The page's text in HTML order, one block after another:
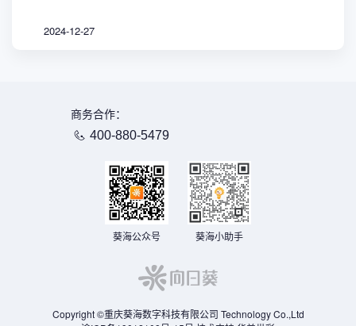
2024-12-27
商务合作：
400-880-5479
葵海公众号 葵海小助手
Copyright ©重庆葵海数字科技有限公司 Technology Co.,Ltd